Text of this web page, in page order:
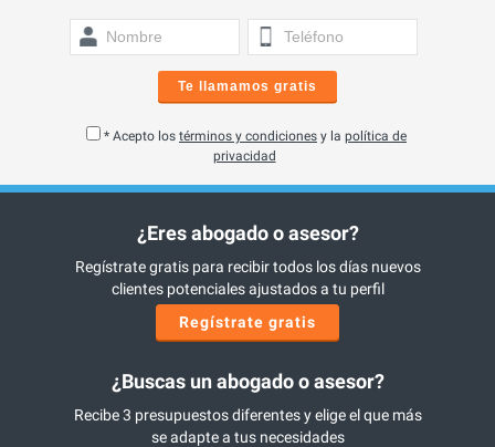
Te llamamos gratis
* Acepto los términos y condiciones y la política de
privacidad
¿Eres abogado o asesor?
Regístrate gratis para recibir todos los días nuevos
clientes potenciales ajustados a tu perfil
Regístrate gratis
¿Buscas un abogado o asesor?
Recibe 3 presupuestos diferentes y elige el que más
se adapte a tus necesidades